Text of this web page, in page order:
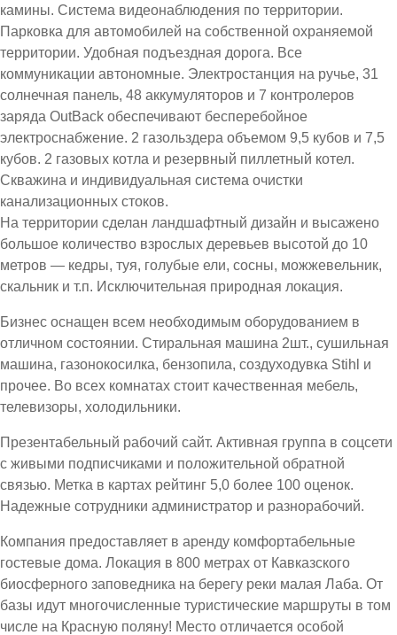
камины. Система видеонаблюдения по территории.
Парковка для автомобилей на собственной охраняемой
территории. Удобная подъездная дорога. Все
коммуникации автономные. Электростанция на ручье, 31
солнечная панель, 48 аккумуляторов и 7 контролеров
заряда OutBack обеспечивают бесперебойное
электроснабжение. 2 газольздера объемом 9,5 кубов и 7,5
кубов. 2 газовых котла и резервный пиллетный котел.
Скважина и индивидуальная система очистки
канализационных стоков.
На территории сделан ландшафтный дизайн и высажено
большое количество взрослых деревьев высотой до 10
метров — кедры, туя, голубые ели, сосны, можжевельник,
скальник и т.п. Исключительная природная локация.
Бизнес оснащен всем необходимым оборудованием в
отличном состоянии. Стиральная машина 2шт., сушильная
машина, газонокосилка, бензопила, создуходувка Stihl и
прочее. Во всех комнатах стоит качественная мебель,
телевизоры, холодильники.
Презентабельный рабочий сайт. Активная группа в соцсети
с живыми подписчиками и положительной обратной
связью. Метка в картах рейтинг 5,0 более 100 оценок.
Надежные сотрудники администратор и разнорабочий.
Компания предоставляет в аренду комфортабельные
гостевые дома. Локация в 800 метрах от Кавказского
биосферного заповедника на берегу реки малая Лаба. От
базы идут многочисленные туристические маршруты в том
числе на Красную поляну! Место отличается особой